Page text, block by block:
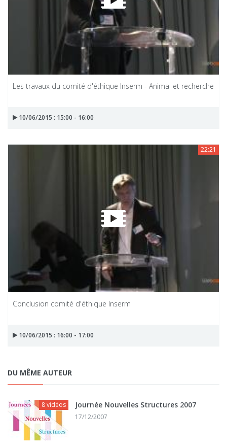
Les travaux du comité d'éthique Inserm - Animal et recherche
10/06/2015 : 15:00 - 16:00
22:21
Conclusion comité d'éthique Inserm
10/06/2015 : 16:00 - 17:00
DU MÊME AUTEUR
8 vidéos Journée Nouvelles Structures 2007
17/12/2007